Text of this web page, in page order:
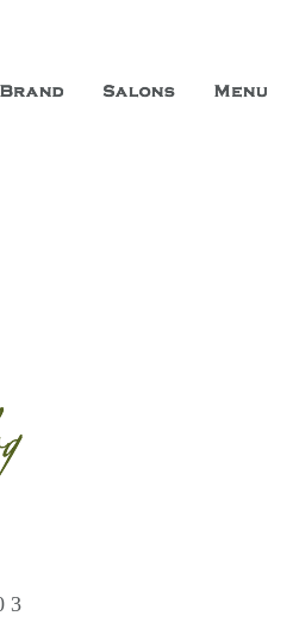
ファシオール
ジェルマン通りに「パリ店」がオー
る「本物」の商品・技術・サービスを
3